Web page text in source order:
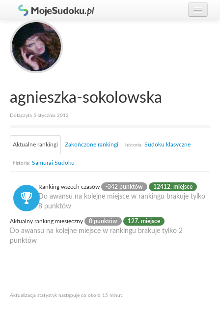
Graj w Sudoku!
Zasady Sudoku
Rankingi
agnieszka-sokolowska
Dołączyła 5 stycznia 2012
Aktualne rankingi Zakończone rankingi historia: Sudoku klasyczne
historia: Samurai Sudoku
Ranking wszech czasów -342 punktów 12412. miejsce
Do awansu na kolejne miejsce w rankingu brakuje tylko
8 punktów
Aktualny ranking miesięczny 0 punktów 127. miejsce
Do awansu na kolejne miejsce w rankingu brakuje tylko 2
punktów
Aktualizacja statystyk następuje co około 15 minut.